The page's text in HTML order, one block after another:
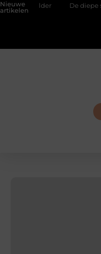
Nieuwe
artikelen
De diepe spier van